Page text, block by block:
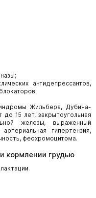
антидепрессантов,
Жильбера, Дубина-
15 лет, закрытоугольная
железы, выраженный
гипертензия,
феохромоцитома.
кормлении грудью